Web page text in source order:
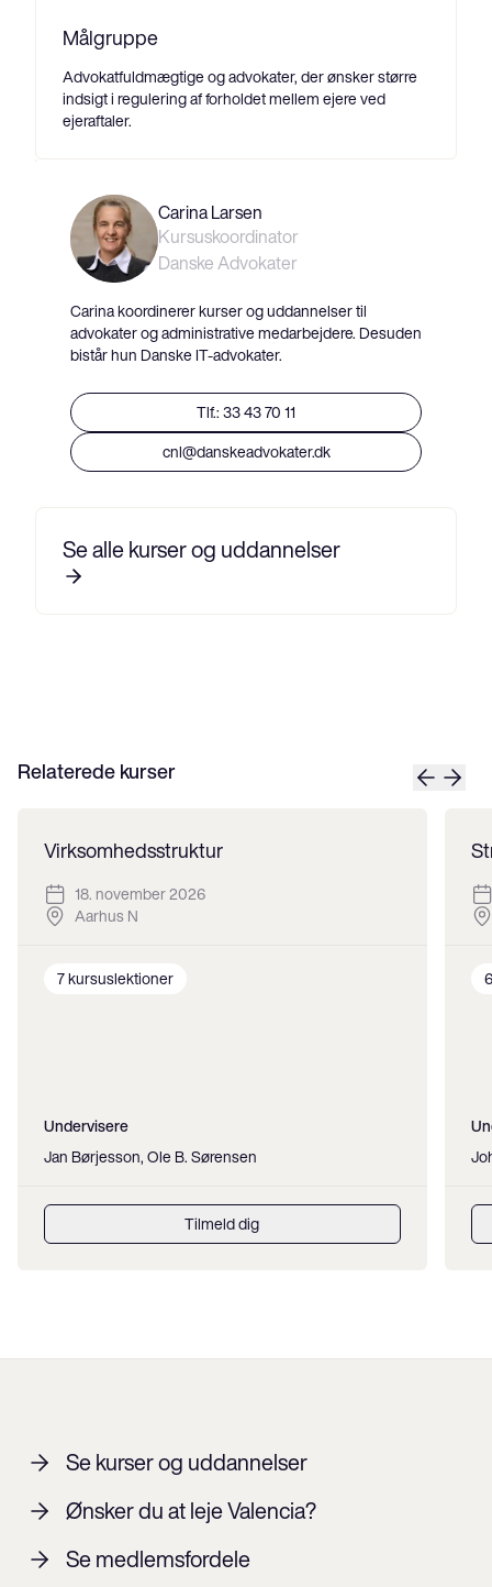
Målgruppe
Advokatfuldmægtige og advokater, der ønsker større
indsigt i regulering af forholdet mellem ejere ved
ejeraftaler.
Carina Larsen
Kursuskoordinator
Danske Advokater
Carina koordinerer kurser og uddannelser til
advokater og administrative medarbejdere. Desuden
bistår hun Danske IT-advokater.
Tlf.: 33 43 70 11
cnl@danskeadvokater.dk
Se alle kurser og uddannelser
Relaterede kurser
Virksomhedsstruktur
18. november 2026
Aarhus N
7 kursuslektioner
Undervisere
Jan Børjesson, Ole B. Sørensen
Tilmeld dig
Se kurser og uddannelser
Ønsker du at leje Valencia?
Se medlemsfordele